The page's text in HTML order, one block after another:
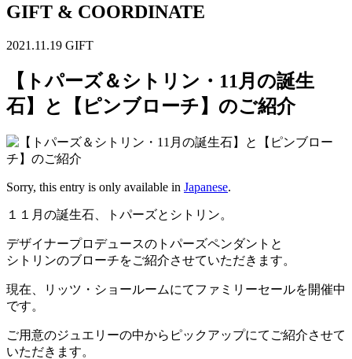
GIFT & COORDINATE
2021.11.19 GIFT
【トパーズ＆シトリン・11月の誕生
石】と【ピンブローチ】のご紹介
Sorry, this entry is only available in Japanese.
１１月の誕生石、 トパーズとシトリン。
デザイナープロデュースのトパーズペンダントと
シトリンのブローチをご紹介させていただきます。
現在、リッツ・ショールームにてファミリーセールを開催中
です。
ご用意のジュエリーの中からピックアップにてご紹介させて
いただきます。